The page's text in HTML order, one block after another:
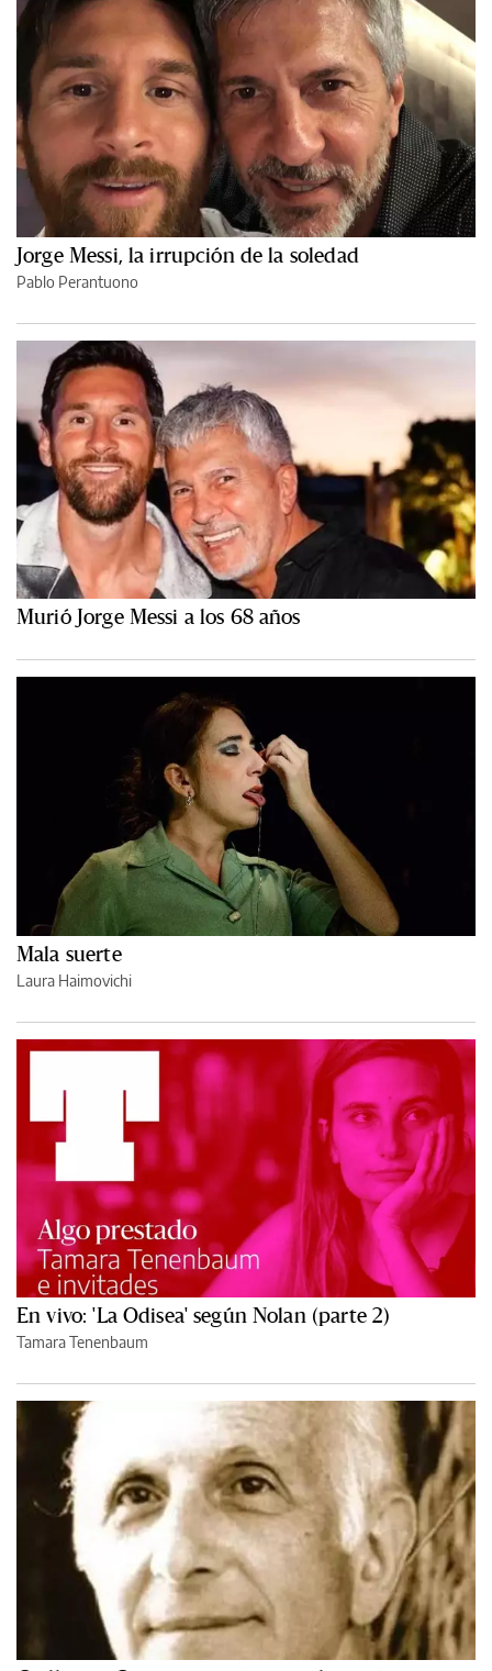
Jorge Messi, la irrupción de la soledad
Pablo Perantuono
Murió Jorge Messi a los 68 años
Mala suerte
Laura Haimovichi
En vivo: 'La Odisea' según Nolan (parte 2)
Tamara Tenenbaum